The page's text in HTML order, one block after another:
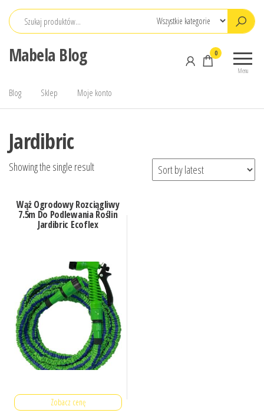
Przejdź
Mabela Blog
Menu
0
Blog Sklep Moje konto
Jardibric
Showing the single result
Wąż Ogrodowy Rozciągliwy
7.5m Do Podlewania Roślin
Jardibric Ecoflex
Zobacz cenę